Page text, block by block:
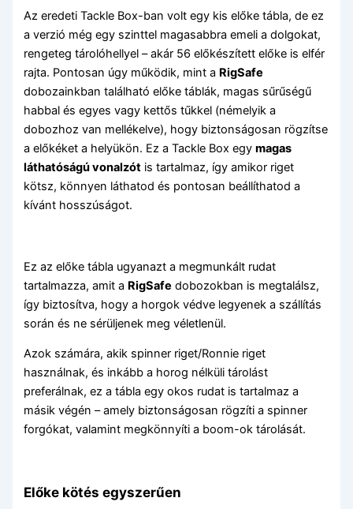
Az eredeti Tackle Box-ban volt egy kis előke tábla, de ez
a verzió még egy szinttel magasabbra emeli a dolgokat,
rengeteg tárolóhellyel – akár 56 előkészített előke is elfér
rajta. Pontosan úgy működik, mint a RigSafe
dobozainkban található előke táblák, magas sűrűségű
habbal és egyes vagy kettős tűkkel (némelyik a
dobozhoz van mellékelve), hogy biztonságosan rögzítse
a előkéket a helyükön. Ez a Tackle Box egymagas
láthatóságú vonalzót is tartalmaz, így amikor riget
kötsz, könnyen láthatod és pontosan beállíthatod a
kívánt hosszúságot.
Ez az előke tábla ugyanazt a megmunkált rudat
tartalmazza, amit a RigSafe dobozokban is megtalálsz,
így biztosítva, hogy a horgok védve legyenek a szállítás
során és ne sérüljenek meg véletlenül.
Azok számára, akik spinner riget/Ronnie riget
használnak, és inkább a horog nélküli tárolást
preferálnak, ez a tábla egy okos rudat is tartalmaz a
másik végén – amely biztonságosan rögzíti a spinner
forgókat, valamint megkönnyíti a boom-ok tárolását.
Előke kötés egyszerűen